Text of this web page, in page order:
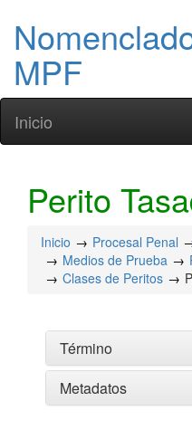
MPF
Inicio
Perito
Inicio Procesal Penal
Medios de Prueba
Clases de Peritos
Término
Metadatos